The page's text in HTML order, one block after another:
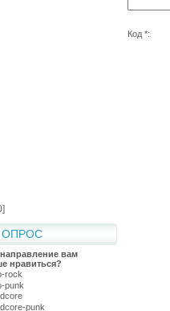
вам
нравиться?
rock
punk
punk
Код *: